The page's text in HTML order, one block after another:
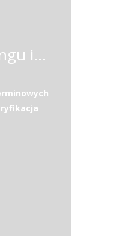
Specjalista / Specjalistka ds. Kontrolingu i Analiz Finansowych w Sektorze Medycznym